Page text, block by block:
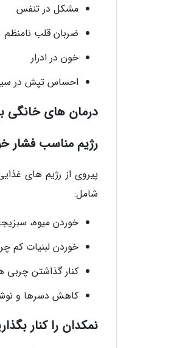
مشکل در تنفس
ضربان قلب نامنظم
خون در ادرار
احساس تپش در
درمان های خانگی
رژیم مناسب فشار
شامل:
خوردن میوه،
خوردن لبنیات کم
کنار گذاشتن
کاهش دسرها و
نمکدان را کنار